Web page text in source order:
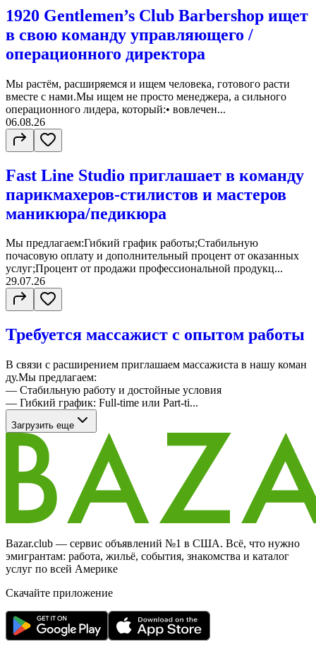
1920 Gentlemen’s Club Barbershop ищет
в свою команду управляющего /
операционного директора
Мы растём, расширяемся и ищем человека, готового расти
вместе с нами.Мы ищем не просто менеджера, а сильного
операционного лидера, который:• вовлечен...
06.08.26
Fast Line Studio приглашает в команду
парикмахеров-стилистов и мастеров
маникюра/педикюра
Мы предлагаем:Гибкий график работы;Стабильную
почасовую оплату и дополнительный процент от оказанных
услуг;Процент от продажи профессиональной продукц...
29.07.26
Требуется массажист с опытом работы
В связи с расширением приглашаем массажиста в нашу коман
ду.Мы предлагаем:
— Стабильную работу и достойные условия
— Гибкий график: Full-time или Part-ti...
Загрузить еще
Bazar.club — сервис объявлений №1 в США. Всё, что нужно
эмигрантам: работа, жильё, события, знакомства и каталог
услуг по всей Америке
Скачайте приложение